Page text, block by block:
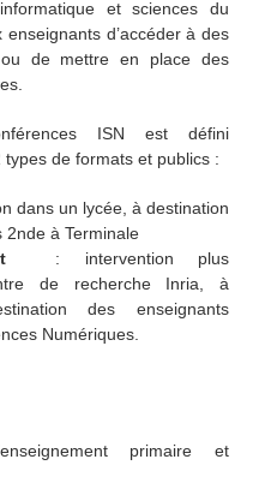
et sciences du
d’accéder à des
ou de mettre en place des
ISN est défini
de formats et publics :
dans un lycée, à destination
2nde à Terminale
: intervention plus
de recherche Inria, à
des enseignants
Numériques.
primaire et